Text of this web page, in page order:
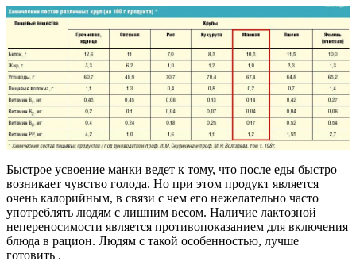
Быстрое усвоение манки ведет к тому, что после еды быстро
возникает чувство голода. Но при этом продукт является
очень калорийным, в связи с чем его нежелательно часто
употреблять людям с лишним весом. Наличие лактозной
непереносимости является противопоказанием для включения
блюда в рацион. Людям с такой особенностью, лучше
готовить .